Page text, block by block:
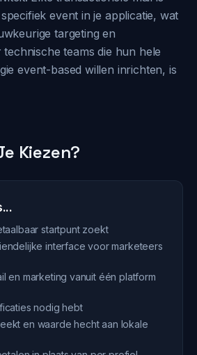
event in je applicatie, wat
targeting en
teams die hun hele
event-based willen inrichten, is
Kiezen?
startpunt zoekt
interface voor marketeers
en marketing vanuit één platform
nodig hebt
en waarde hecht aan lokale